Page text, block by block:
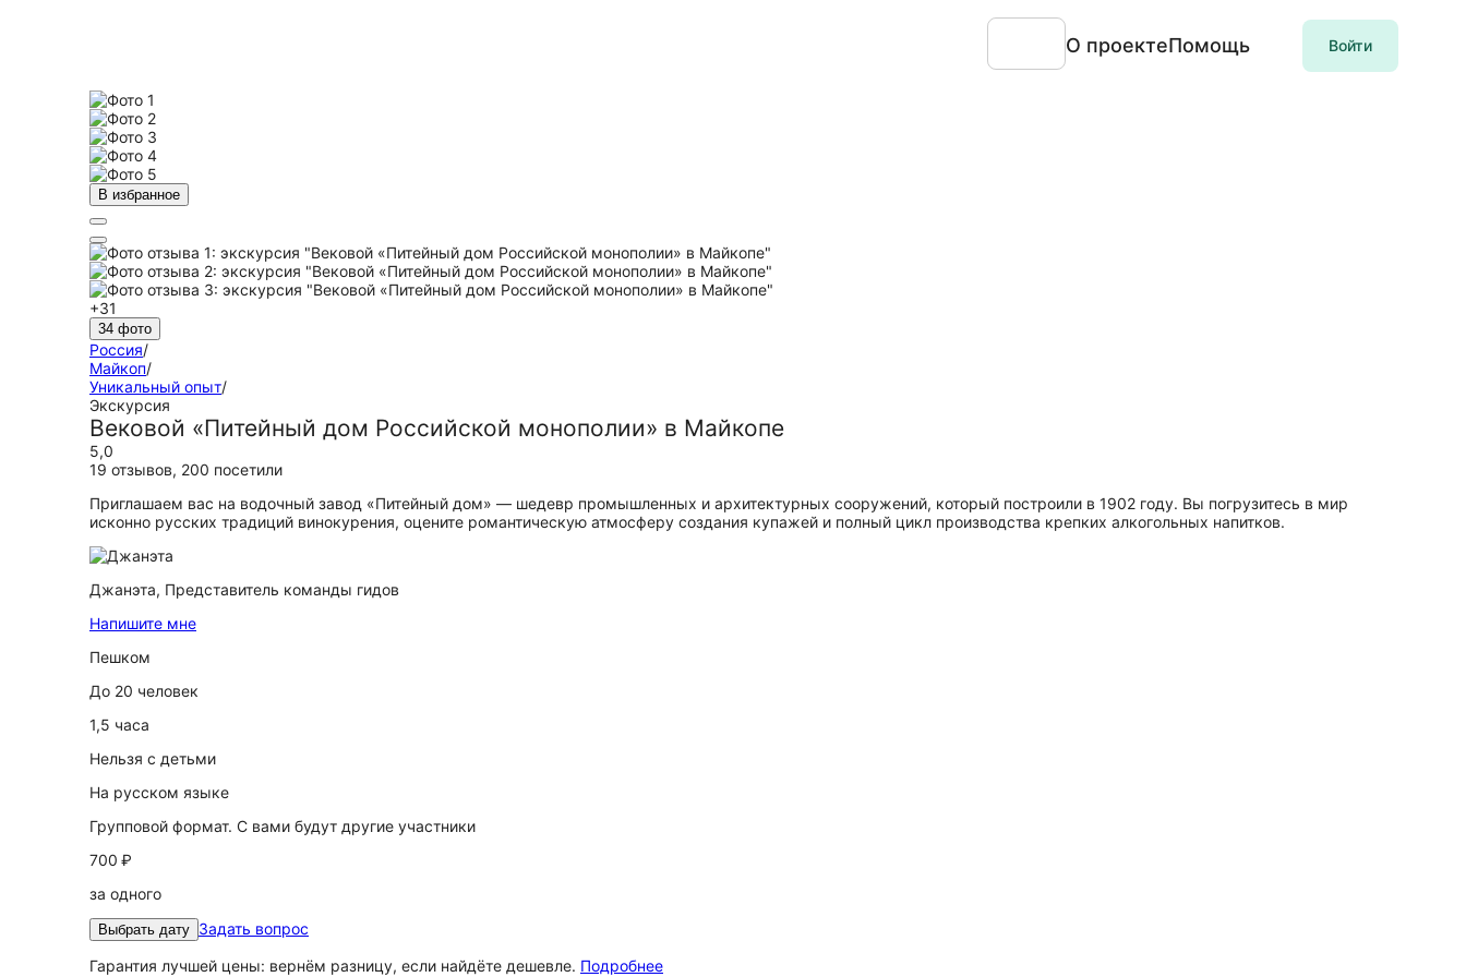
О проектеПомощь Войти
В избранное
+31
34 фото
Россия/
Майкоп/
Уникальный опыт/
Экскурсия
Вековой «Питейный дом Российской монополии» в Майкопе
5,0
19 отзывов, 200 посетили
Приглашаем вас на водочный завод «Питейный дом» — шедевр промышленных и архитектурных сооружений, который построили в 1902 году. Вы погрузитесь в мир
исконно русских традиций винокурения, оцените романтическую атмосферу создания купажей и полный цикл производства крепких алкогольных напитков.
Джанэта, Представитель команды гидов
Напишите мне
Пешком
До 20 человек
1,5 часа
Нельзя с детьми
На русском языке
Групповой формат. С вами будут другие участники
700 ₽
за одного
Выбрать дату Задать вопрос
Гарантия лучшей цены: вернём разницу, если найдёте дешевле. Подробнее